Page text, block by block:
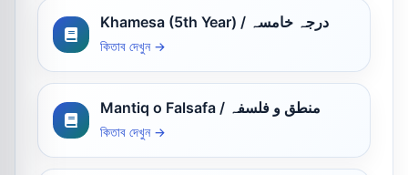
Khamesa (5th Year) / درجہ خامسہ
কিতাব দেখুন →
Mantiq o Falsafa / منطق و فلسفہ
কিতাব দেখুন →